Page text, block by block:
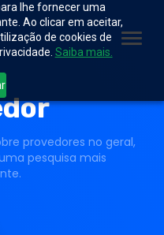
lhe fornecer uma
Ao clicar em aceitar,
de cookies de
Saiba mais.
provedores no geral,
pesquisa mais